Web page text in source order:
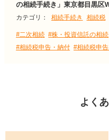
の相続手続き」東京都目黒区
カテゴリ： 相続手続き 相続税
#二次相続 #株・投資信託の相続
#相続税申告・納付 #相続税申
よく